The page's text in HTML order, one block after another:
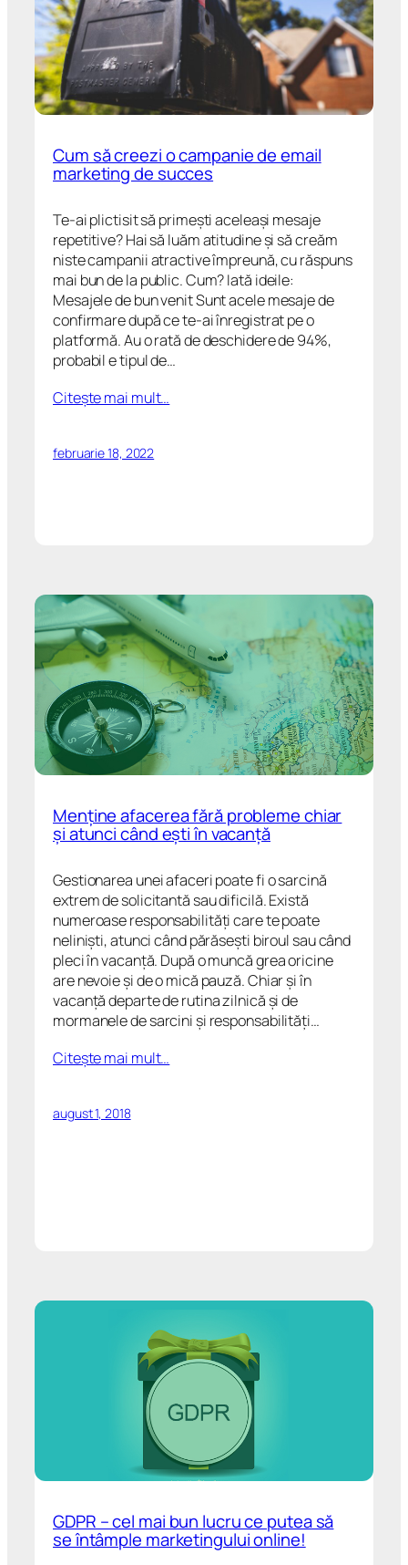
Cum să creezi o campanie de email
marketing de succes
Te-ai plictisit să primești aceleași mesaje
repetitive? Hai să luăm atitudine și să creăm
niste campanii atractive împreună, cu răspuns
mai bun de la public. Cum? Iată ideile:
Mesajele de bun venit Sunt acele mesaje de
confirmare după ce te-ai înregistrat pe o
platformă. Au o rată de deschidere de 94%,
probabil e tipul de…
Citeşte mai mult…
februarie 18, 2022
Menține afacerea fără probleme chiar
și atunci când ești în vacanță
Gestionarea unei afaceri poate fi o sarcină
extrem de solicitantă sau dificilă. Există
numeroase responsabilități care te poate
neliniști, atunci când părăsești biroul sau când
pleci în vacanță. După o muncă grea oricine
are nevoie și de o mică pauză. Chiar și în
vacanță departe de rutina zilnică și de
mormanele de sarcini și responsabilități…
Citeşte mai mult…
august 1, 2018
GDPR – cel mai bun lucru ce putea să
se întâmple marketingului online!